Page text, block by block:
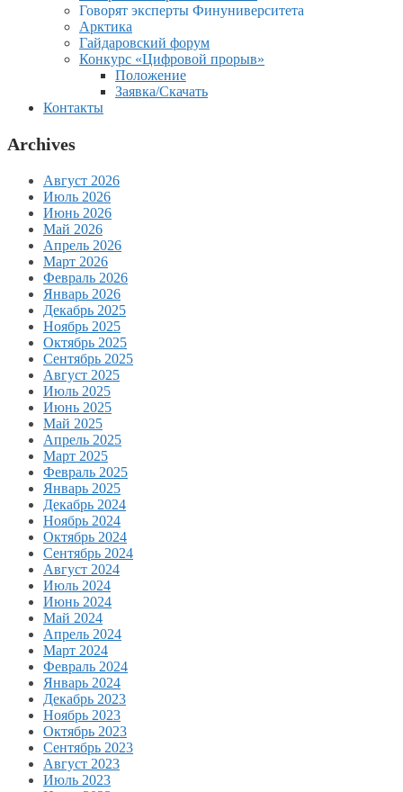
Говорят эксперты Финуниверситета
Арктика
Гайдаровский форум
Конкурс «Цифровой прорыв»
Положение
Заявка/Скачать
Контакты
Archives
Август 2026
Июль 2026
Июнь 2026
Май 2026
Апрель 2026
Март 2026
Февраль 2026
Январь 2026
Декабрь 2025
Ноябрь 2025
Октябрь 2025
Сентябрь 2025
Август 2025
Июль 2025
Июнь 2025
Май 2025
Апрель 2025
Март 2025
Февраль 2025
Январь 2025
Декабрь 2024
Ноябрь 2024
Октябрь 2024
Сентябрь 2024
Август 2024
Июль 2024
Июнь 2024
Май 2024
Апрель 2024
Март 2024
Февраль 2024
Январь 2024
Декабрь 2023
Ноябрь 2023
Октябрь 2023
Сентябрь 2023
Август 2023
Июль 2023